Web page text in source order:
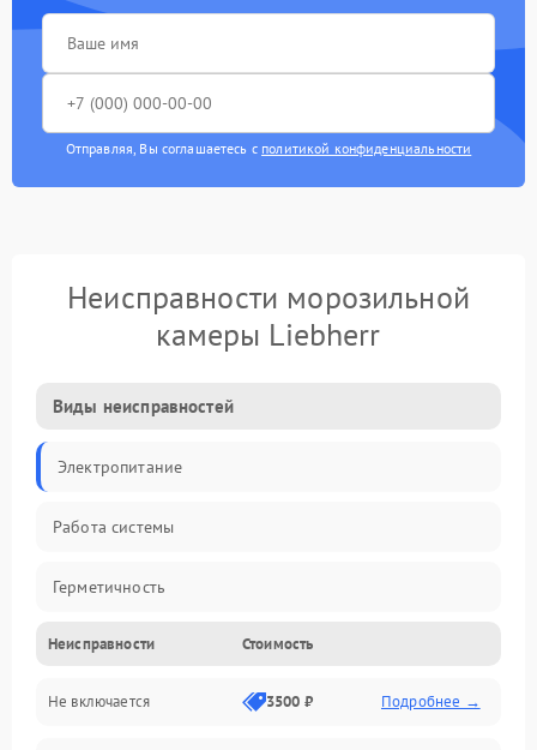
Отправляя, Вы соглашаетесь с политикой конфиденциальности
Неисправности морозильной
камеры Liebherr
Виды неисправностей
Электропитание
Работа системы
Герметичность
Механика
Неисправности Стоимость
Не включается 3500 ₽ Подробнее →